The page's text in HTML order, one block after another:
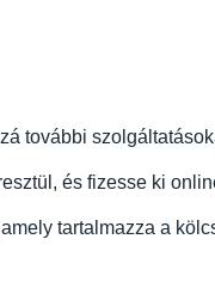
további
és fizesse ki
tartalmazza a